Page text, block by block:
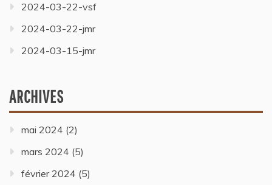
2024-03-22-vsf
2024-03-22-jmr
2024-03-15-jmr
ARCHIVES
mai 2024 (2)
mars 2024 (5)
février 2024 (5)